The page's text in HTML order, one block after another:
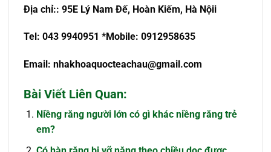
Địa chỉ:: 95E Lý Nam Đế, Hoàn Kiếm, Hà Nộii
Tel: 043 9940951 *Mobile: 0912958635
Email: nhakhoaquocteachau@gmail.com
Bài Viết Liên Quan:
Niềng răng người lớn có gì khác niềng răng trẻ
em?